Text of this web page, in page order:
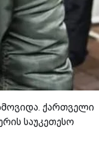
ქართველი
საუკეთესო